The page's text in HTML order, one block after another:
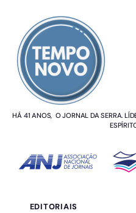
HÁ 41 ANOS, O JORNAL DA SERRA.
EDITORIAIS